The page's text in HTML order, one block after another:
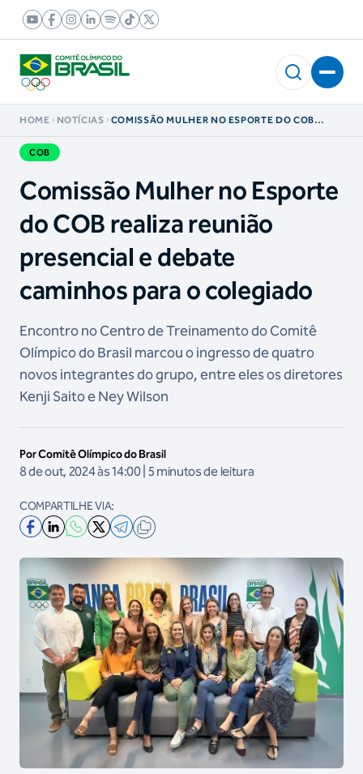
HOME NOTÍCIAS
COMISSÃO MULHER NO ESPORTE DO COB
COB
Comissão Mulher no Esporte
do COB realiza reunião
presencial e debate
caminhos para o colegiado
Encontro no Centro de Treinamento do Comitê
Olímpico do Brasil marcou o ingresso de quatro
novos integrantes do grupo, entre eles os diretores
Kenji Saito e Ney Wilson
Por Comitê Olímpico do Brasil
8 de out, 2024 às 14:00 | 5 minutos de leitura
COMPARTILHE VIA: